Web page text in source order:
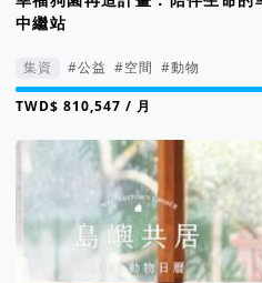
中繼站
集資 #公益 #空間 #動物
集資進度 93%
/ 月